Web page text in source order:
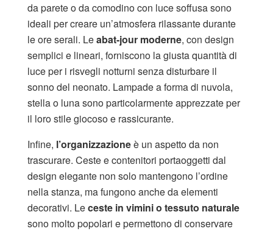
da parete o da comodino con luce soffusa sono
ideali per creare un’atmosfera rilassante durante
le ore serali. Leabat-jour moderne, con design
semplici e lineari, forniscono la giusta quantità di
luce per i risvegli notturni senza disturbare il
sonno del neonato. Lampade a forma di nuvola,
stella o luna sono particolarmente apprezzate per
il loro stile giocoso e rassicurante.
Infine, l’organizzazioneè un aspetto da non
trascurare. Ceste e contenitori portaoggetti dal
design elegante non solo mantengono l’ordine
nella stanza, ma fungono anche da elementi
decorativi. Leceste in vimini o tessuto naturale
sono molto popolari e permettono di conservare